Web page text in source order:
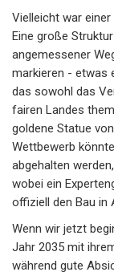
Vielleicht war
Eine große
angemessener
markieren - etwas
das sowohl das
fairen Landes
goldene Statue
Wettbewerb
abgehalten
wobei ein
offiziell den Bau in
Wenn wir jetzt
Jahr 2035 mit
während gute